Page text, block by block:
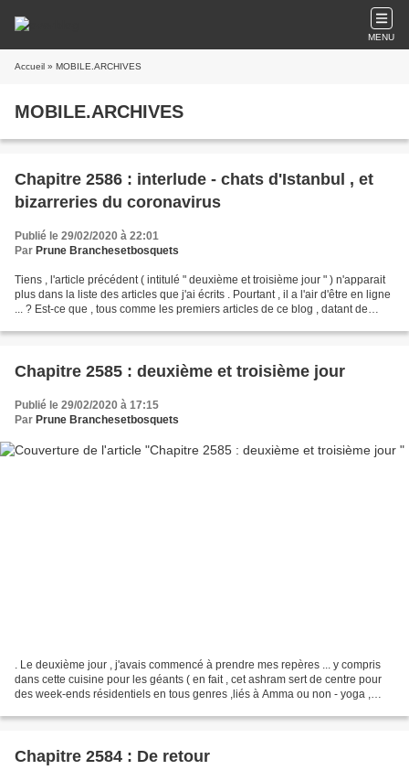
MENU
Accueil » MOBILE.ARCHIVES
MOBILE.ARCHIVES
Chapitre 2586 : interlude - chats d'Istanbul , et
bizarreries du coronavirus
Publié le 29/02/2020 à 22:01
Par Prune Branchesetbosquets
Tiens , l'article précédent ( intitulé " deuxième et troisième jour " ) n'apparait
plus dans la liste des articles que j'ai écrits . Pourtant , il a l'air d'être en ligne
... ? Est-ce que , tous comme les premiers articles de ce blog , datant de
Chapitre 2585 : deuxième et troisième jour
Publié le 29/02/2020 à 17:15
Par Prune Branchesetbosquets
. Le deuxième jour , j'avais commencé à prendre mes repères ... y compris
dans cette cuisine pour les géants ( en fait , cet ashram sert de centre pour
des week-ends résidentiels en tous genres ,liés à Amma ou non - yoga ,
Chapitre 2584 : De retour